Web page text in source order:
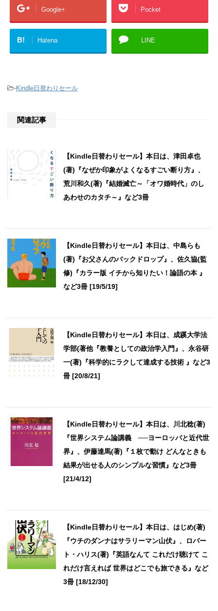
Google+ Pocket
B! Hatena LINE
-Kindle日替わりセール
関連記事
【Kindle日替わりセール】本日は、津田卓也
(著)『なぜか印象がよくなるすごい断り方』、
荒川和久(著)『結婚滅亡～「オワ婚時代」のし
あわせのカタチ～』など3冊
【Kindle日替わりセール】本日は、中島らも
(著)『お父さんのバックドロップ』、佐久協(監
修)『カラー版 イチから知りたい！論語の本 』
など3冊 [19/5/19]
【Kindle日替わりセール】本日は、成蹊大学法
学部(著他『教養としての政治学入門』、永谷研
一(著)『科学的にラクして達成する技術 』など3
冊 [20/8/21]
【Kindle日替わりセール】本日は、川北稔(著)
『世界システム論講義 ──ヨーロッパと近代世
界』、伊藤達馬(著)『１枚で動け どんなときも
結果が出せる人のシンプルな習慣』など3冊
[21/4/12]
【Kindle日替わりセール】本日は、はじめ(著)
『ウチのダンナはサラリーマン山伏』、ロバー
ト・ハリス(著)『英語なんて これだけ聴けて こ
れだけ言えれば 世界はどこでも旅できる』など
3冊 [18/12/30]